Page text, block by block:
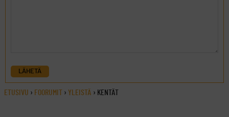
LÄHETÄ
ETUSIVU › FOORUMIT › YLEISTÄ › KENTÄT